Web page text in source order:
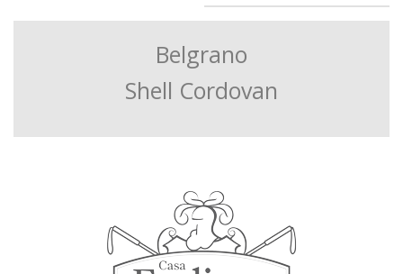
Belgrano
Shell Cordovan